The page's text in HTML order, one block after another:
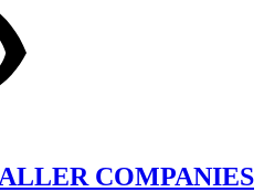
COMPANIES